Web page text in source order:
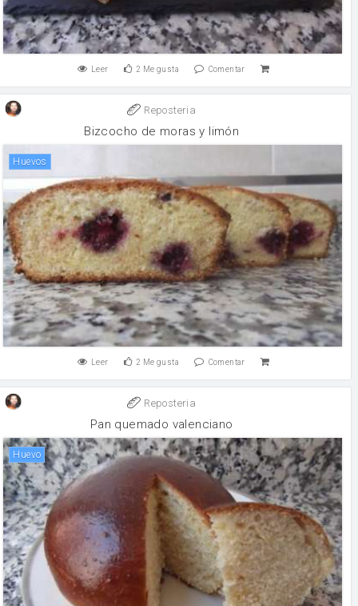
Leer 2 Me gusta Comentar
Reposteria
Bizcocho de moras y limón
huevos
Leer 2 Me gusta Comentar
Reposteria
Pan quemado valenciano
huevo